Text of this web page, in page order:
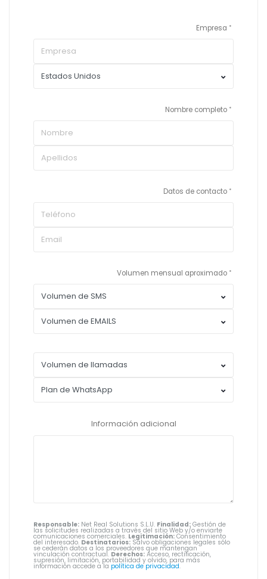
Empresa
Nombre completo
Datos de contacto
Volumen mensual aproximado
Información adicional
Responsable: Net Real Solutions S.L.U. Finalidad: Gestión de
las solicitudes realizadas a través del sitio Web y/o enviarte
comunicaciones comerciales. Legitimación: Consentimiento
del interesado. Destinatarios: Salvo obligaciones legales sólo
se cederán datos a los proveedores que mantengan
vinculación contractual. Derechos: Acceso, rectificación,
supresión, limitación, portabilidad y olvido, para más
información accede a la política de privacidad.